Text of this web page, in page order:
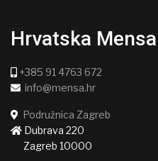
Hrvatska Mensa
+385 91 4763 672
info@mensa.hr
Podružnica Zagreb
Dubrava 220
Zagreb 10000